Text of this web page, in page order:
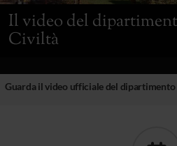
Il video del
Civiltà
Guarda il video ufficiale del dipartimento